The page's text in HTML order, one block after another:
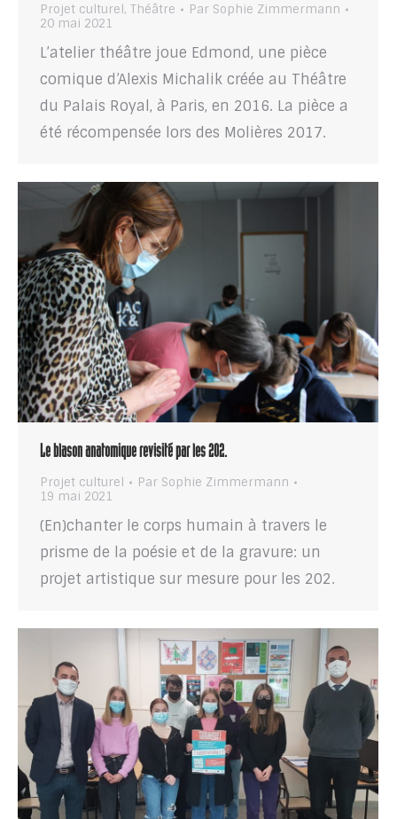
Projet culturel, Théâtre Par Sophie Zimmermann
20 mai 2021
L’atelier théâtre joue Edmond, une pièce
comique d’Alexis Michalik créée au Théâtre
du Palais Royal, à Paris, en 2016. La pièce a
été récompensée lors des Molières 2017.
Le blason anatomique revisité par les 202.
Projet culturel Par Sophie Zimmermann
19 mai 2021
(En)chanter le corps humain à travers le
prisme de la poésie et de la gravure: un
projet artistique sur mesure pour les 202.